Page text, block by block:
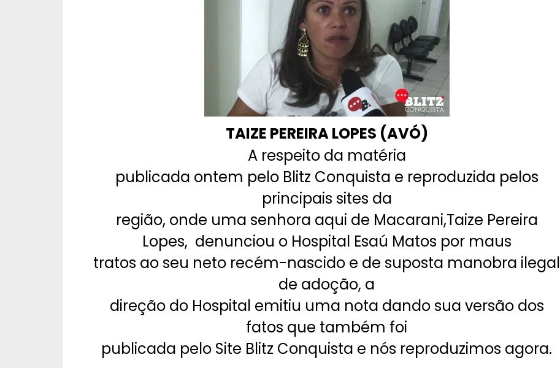
TAIZE PEREIRA LOPES (AVÓ)
A respeito da matéria
publicada ontem pelo Blitz Conquista e reproduzida pelos
principais sites da
região, onde uma senhora aqui de Macarani,Taize Pereira
Lopes, denunciou o Hospital Esaú Matos por maus
tratos ao seu neto recém-nascido e de suposta manobra ilegal
de adoção, a
direção do Hospital emitiu uma nota dando sua versão dos
fatos que também foi
publicada pelo Site Blitz Conquista e nós reproduzimos agora.